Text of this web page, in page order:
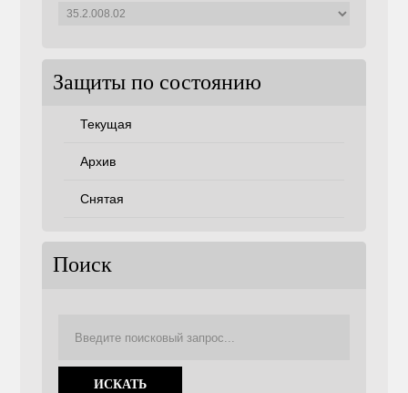
Защиты по состоянию
Текущая
Архив
Снятая
Поиск